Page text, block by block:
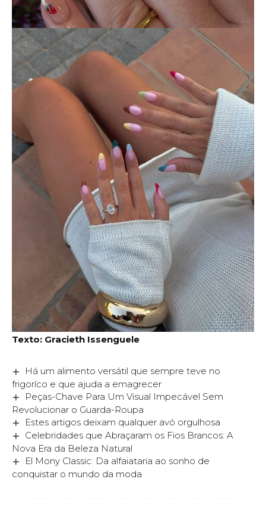
Texto: Gracieth Issenguele
Há um alimento versátil que sempre teve no
frigoríco e que ajuda a emagrecer
Peças-Chave Para Um Visual Impecável Sem
Revolucionar o Guarda-Roupa
Estes artigos deixam qualquer avó orgulhosa
Celebridades que Abraçaram os Fios Brancos: A
Nova Era da Beleza Natural
El Mony Classic: Da alfaiataria ao sonho de
conquistar o mundo da moda